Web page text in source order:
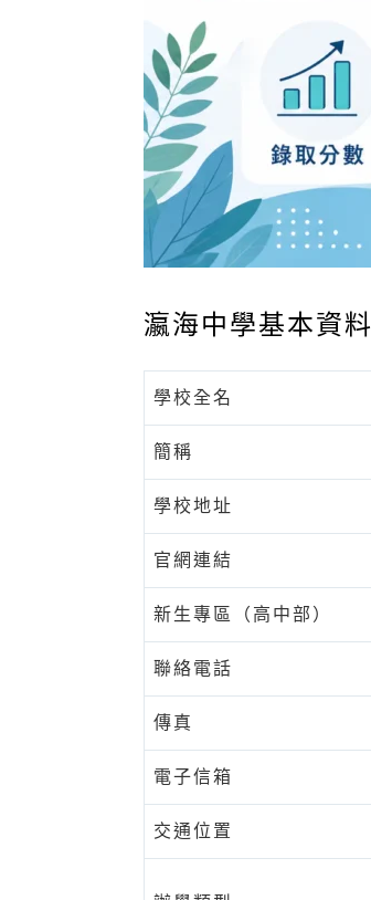
瀛海中學基本資料
學校全名
簡稱
學校地址
官網連結
新生專區（高中部）
聯絡電話
傳真
電子信箱
交通位置